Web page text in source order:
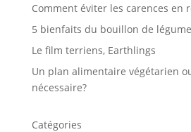
Comment éviter les carences en
5 bienfaits du bouillon de
Le film terriens, Earthlings
Un plan alimentaire végétarien
nécessaire?
Catégories